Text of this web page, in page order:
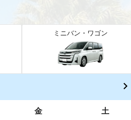
ミニバン・ワゴン
金 土